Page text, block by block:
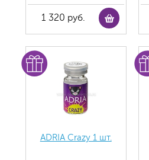
1 320 руб.
ADRIA Crazy 1 шт.